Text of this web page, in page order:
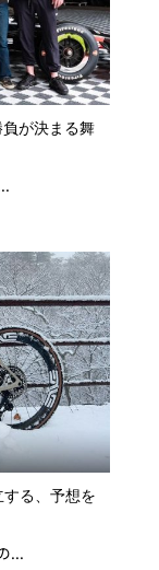
が決まる舞
する、予想を
...